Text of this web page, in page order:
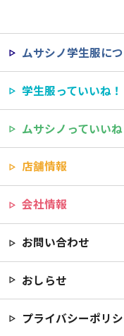
ムサシノ学生服に
学生服っていいね！
ムサシノっていいね
店舗情報
会社情報
お問い合わせ
おしらせ
プライバシーポリ